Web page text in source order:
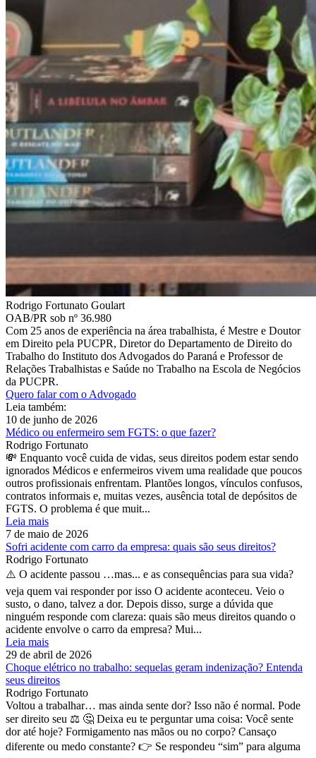
Rodrigo Fortunato Goulart
OAB/PR sob nº 36.980
Com 25 anos de experiência na área trabalhista, é Mestre e Doutor
em Direito pela PUCPR, Diretor do Departamento de Direito do
Trabalho do Instituto dos Advogados do Paraná e Professor de
Relações Trabalhistas e Saúde no Trabalho na Escola de Negócios
da PUCPR.
Quero falar com o Advogado
Leia também:
10 de junho de 2026
Médico ou enfermeiro sem FGTS: o que fazer?
Rodrigo Fortunato
💸 Enquanto você cuida de vidas, seus direitos podem estar sendo
ignorados Médicos e enfermeiros vivem uma realidade que poucos
outros profissionais enfrentam. Plantões longos, vínculos confusos,
contratos informais e, muitas vezes, ausência total de depósitos de
FGTS. O problema é que muit...
Leia mais
7 de maio de 2026
Sofri acidente com carro da empresa: quais são seus direitos?
Rodrigo Fortunato
⚠️ O acidente passou …mas... e as consequências para sua vida?
veja quem vai responder por isso O acidente aconteceu. Veio o
susto, o dano, talvez a dor. Depois disso, surge a dúvida que
ninguém responde com clareza: quais são meus direitos quando o
acidente envolve o carro da empresa? Mui...
Leia mais
29 de abril de 2026
Choque elétrico no trabalho: sequelas geram indenização? Entenda
seus direitos
Rodrigo Fortunato
Voltou a trabalhar… mas ainda sente dor? Isso não é normal. Pode
ser direito seu ⚖️ 🤔 Deixa eu te perguntar uma coisa: Você sente
dor até hoje? Formigamento nas mãos ou no corpo? Cansaço
diferente ou medo constante? 👉 Se respondeu “sim” para alguma